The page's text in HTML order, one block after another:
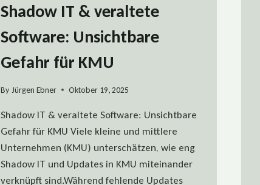
Shadow IT & veraltete
Software: Unsichtbare
Gefahr für KMU
By Jürgen Ebner Oktober 19, 2025
Shadow IT & veraltete Software: Unsichtbare
Gefahr für KMU Viele kleine und mittlere
Unternehmen (KMU) unterschätzen, wie eng
Shadow IT und Updates in KMU miteinander
verknüpft sind.Während fehlende Updates